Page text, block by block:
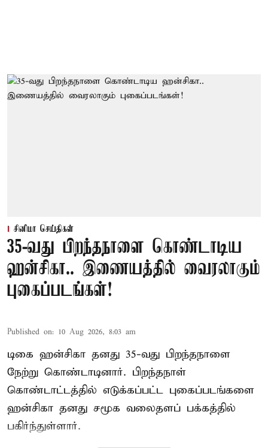
சினிமா செய்திகள்
35-வது பிறந்தநாளை கொண்டாடிய
ஹன்சிகா.. இணையத்தில் வைரலாகும்
புகைப்படங்கள்!
Published on: 10 Aug 2026, 8:03 am
டிகை ஹன்சிகா தனது 35-வது பிறந்தநாளை
நேற்று கொண்டாடினார். பிறந்தநாள்
கொண்டாட்டத்தில் எடுக்கப்பட்ட புகைப்படங்களை
ஹன்சிகா தனது சமூக வலைதளப் பக்கத்தில்
பகிர்ந்துள்ளார்.